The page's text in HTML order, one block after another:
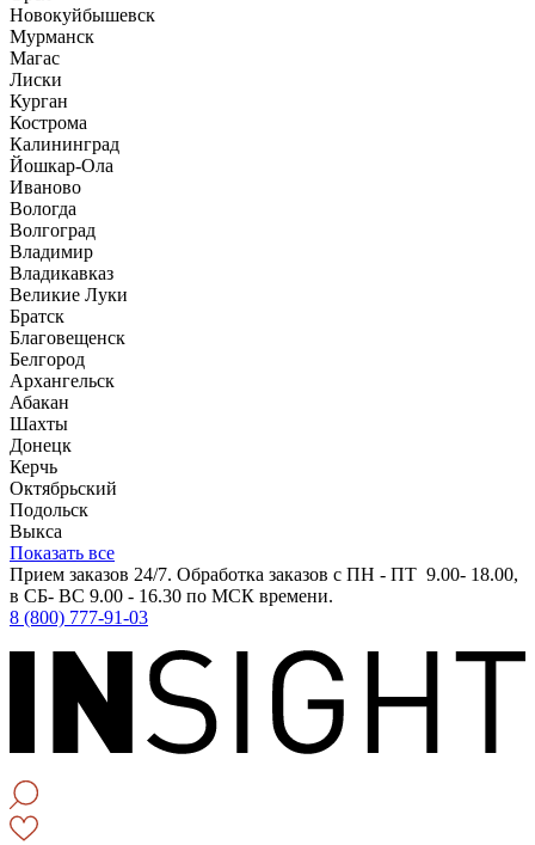
Новокуйбышевск
Мурманск
Магас
Лиски
Курган
Кострома
Калининград
Йошкар-Ола
Иваново
Вологда
Волгоград
Владимир
Владикавказ
Великие Луки
Братск
Благовещенск
Белгород
Архангельск
Абакан
Шахты
Донецк
Керчь
Октябрьский
Подольск
Выкса
Показать все
Прием заказов 24/7. Обработка заказов с ПН - ПТ 9.00- 18.00,
в СБ- ВС 9.00 - 16.30 по МСК времени.
8 (800) 777-91-03